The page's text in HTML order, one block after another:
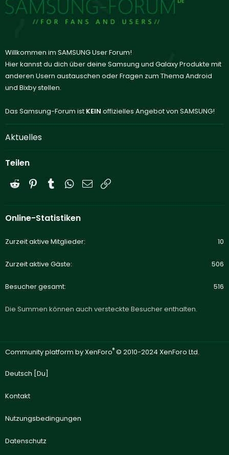
Willkommen im SAMSUNG User Forum!
Hier kannst du dich über deine Samsung und Galaxy Produkte mit
anderen Usern austauschen oder Fragen zum Thema Android
und Bixby stellen.
Das Samsung-Forum ist KEIN offizielles Angebot von SAMSUNG!
Aktuelles
Teilen
Reddit PinterestTumblrWhatsApp
E-Mail
Online-Statistiken
Zurzeit aktive Mitglieder 10
Zurzeit aktive Gäste 506
Besucher gesamt 516
Die Summen können auch versteckte Besucher enthalten.
Community platform by XenForo® © 2010-2024 XenForo Ltd.
Deutsch [Du]
Kontakt
Nutzungsbedingungen
Datenschutz